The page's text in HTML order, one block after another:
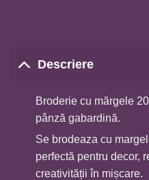
Descriere
Broderie cu mărgele
pânză gabardină.
Se brodeaza cu
perfectă pentru decor,
creativității în mișcare.